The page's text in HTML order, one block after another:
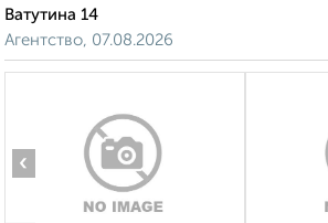
Ватутина 14
Агентство, 07.08.2026
‹